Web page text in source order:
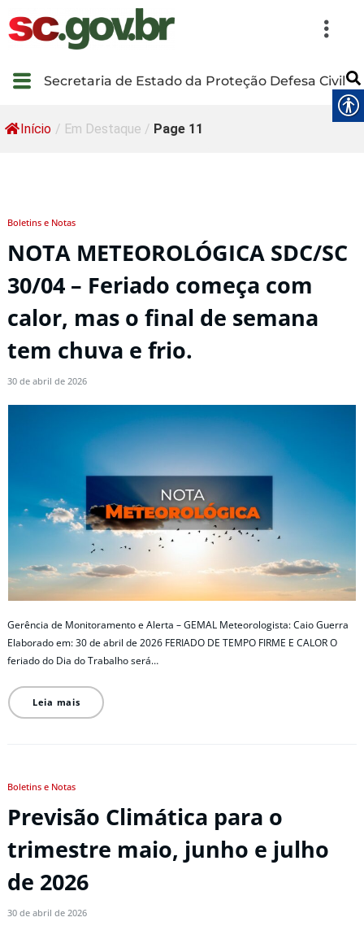
Secretaria de Estado da Proteção Defesa Civil
Início / Em Destaque / Page 11
Boletins e Notas
NOTA METEOROLÓGICA SDC/SC
30/04 – Feriado começa com
calor, mas o final de semana
tem chuva e frio.
30 de abril de 2026
Gerência de Monitoramento e Alerta – GEMAL Meteorologista: Caio Guerra
Elaborado em: 30 de abril de 2026 FERIADO DE TEMPO FIRME E CALOR O
feriado do Dia do Trabalho será…
Leia mais
Boletins e Notas
Previsão Climática para o
trimestre maio, junho e julho
de 2026
30 de abril de 2026